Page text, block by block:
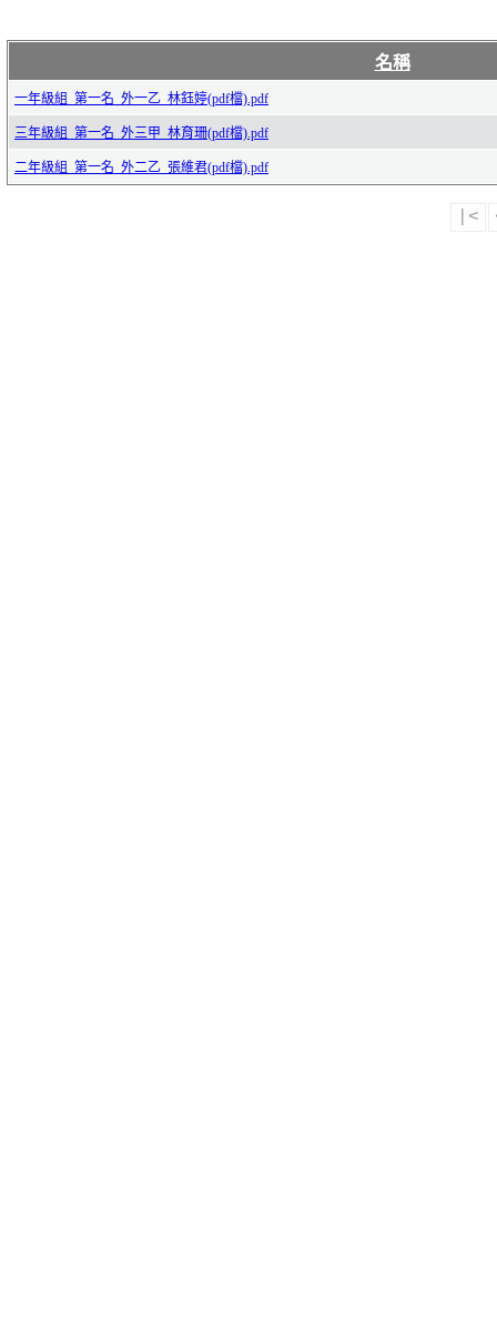
名稱
一年級組_第一名_外一乙_林鈺婷(pdf檔).pdf
三年級組_第一名_外三甲_林育珊(pdf檔).pdf
二年級組_第一名_外二乙_張維君(pdf檔).pdf
|<